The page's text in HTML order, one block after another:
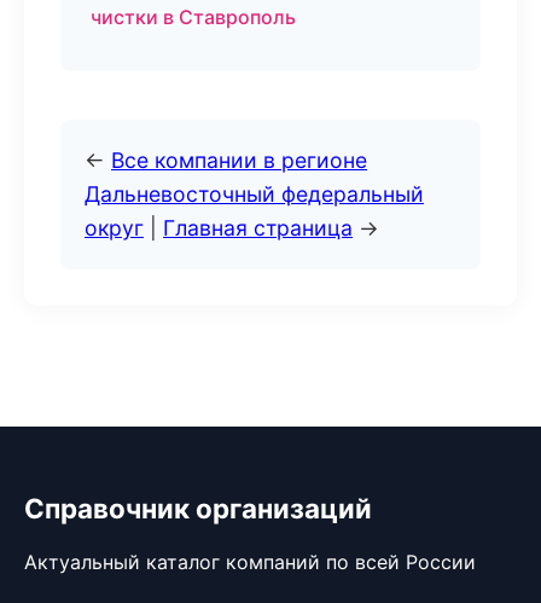
чистки в Ставрополь
← Все компании в регионе
Дальневосточный федеральный
округ
Главная страница →
Справочник организаций
Актуальный каталог компаний по всей России